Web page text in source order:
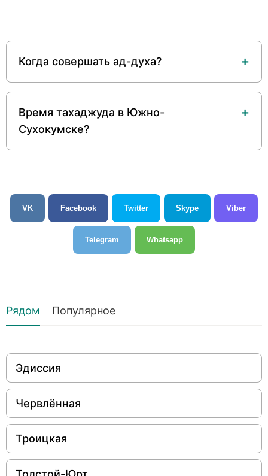
Когда совершать ад-духа?
Время тахаджуда в Южно-
Сухокумске?
VK Facebook Twitter Skype Viber
Telegram Whatsapp
Рядом Популярное
Эдиссия
Червлённая
Троицкая